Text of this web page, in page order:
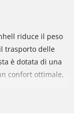
riduce il peso
trasporto delle
è dotata di una
confort ottimale,
i lavori con